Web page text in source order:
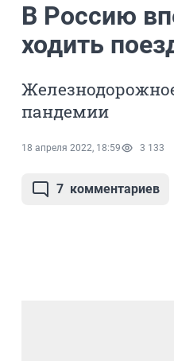
В Россию
ходить
пандемии
18 апреля 2022, 18:59 3 133
7 комментариев